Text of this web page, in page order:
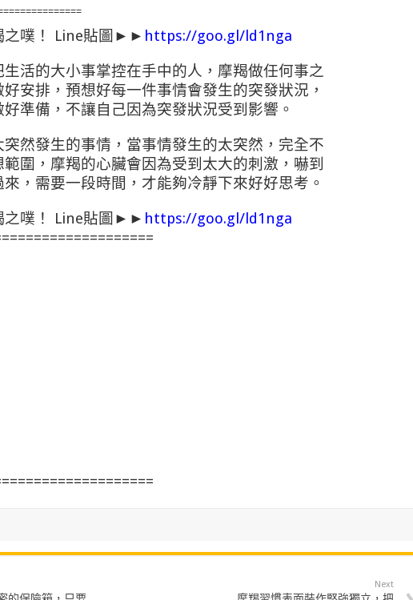
之噗！ Line貼圖►► https://goo.gl/ld1nga
生活的大小事掌控在手中的人，摩羯做任何事之
安排，預想好每一件事情會發生的突發狀況，
準備，不讓自己因為突發狀況受到影響。
突然發生的事情，當事情發生的太突然，完全不
圍，摩羯的心臟會因為受到太大的刺激，嚇到
，需要一段時間，才能夠冷靜下來好好思考。
之噗！ Line貼圖►► https://goo.gl/ld1nga
Next